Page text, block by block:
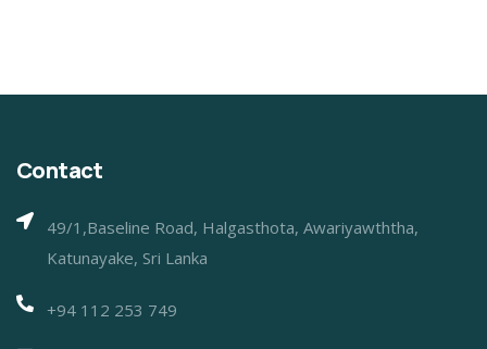
Contact
49/1,Baseline Road, Halgasthota, Awariyawththa,
Katunayake, Sri Lanka
+94 112 253 749